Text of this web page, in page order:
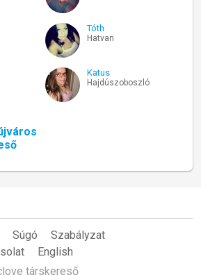
Tóth
Hatvan
Katus
Hajdúszoboszló
Súgó
Szabályzat
English
társkereső